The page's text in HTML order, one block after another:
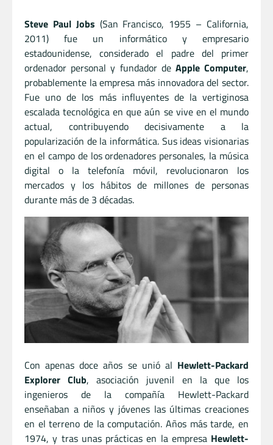
Steve Paul Jobs (San Francisco, 1955 – California,
2011) fue un informático y empresario
estadounidense, considerado el padre del primer
ordenador personal y fundador de Apple Computer,
probablemente la empresa más innovadora del sector.
Fue uno de los más influyentes de la vertiginosa
escalada tecnológica en que aún se vive en el mundo
actual, contribuyendo decisivamente a la
popularización de la informática. Sus ideas visionarias
en el campo de los ordenadores personales, la música
digital o la telefonía móvil, revolucionaron los
mercados y los hábitos de millones de personas
durante más de 3 décadas.
Con apenas doce años se unió al Hewlett-Packard
Explorer Club, asociación juvenil en la que los
ingenieros de la compañía Hewlett-Packard
enseñaban a niños y jóvenes las últimas creaciones
en el terreno de la computación. Años más tarde, en
1974, y tras unas prácticas en la empresa Hewlett-